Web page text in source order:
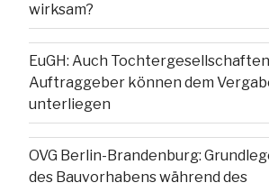
wirksam?
EuGH: Auch
Auftraggeber können dem
unterliegen
OVG Berlin-Brandenburg:
des Bauvorhabens während des